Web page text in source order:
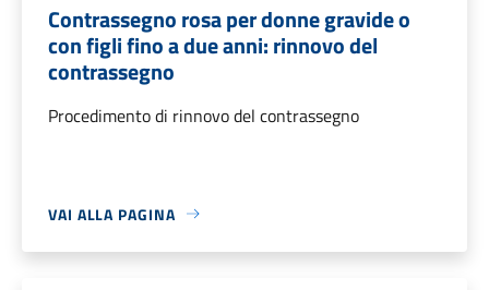
Contrassegno rosa per donne gravide o
con figli fino a due anni: rinnovo del
contrassegno
Procedimento di rinnovo del contrassegno
VAI ALLA PAGINA